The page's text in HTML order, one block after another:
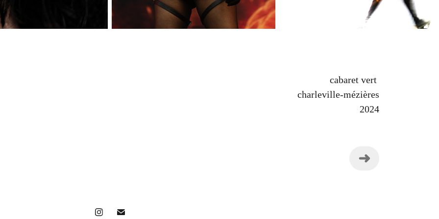
cabaret vert
charleville-mézières
2024
➜